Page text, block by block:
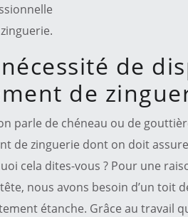
zinguerie.
de
de
parle de chéneau ou de
de zinguerie dont on doit
cela dites-vous ? Pour une
nous avons besoin d’un toit
étanche. Grâce au travail